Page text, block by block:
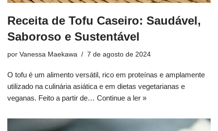
Receita de Tofu Caseiro: Saudável,
Saboroso e Sustentável
por Vanessa Maekawa 7 de agosto de 2024
O tofu é um alimento versátil, rico em proteínas e amplamente
utilizado na culinária asiática e em dietas vegetarianas e
veganas. Feito a partir de… Continue a ler »